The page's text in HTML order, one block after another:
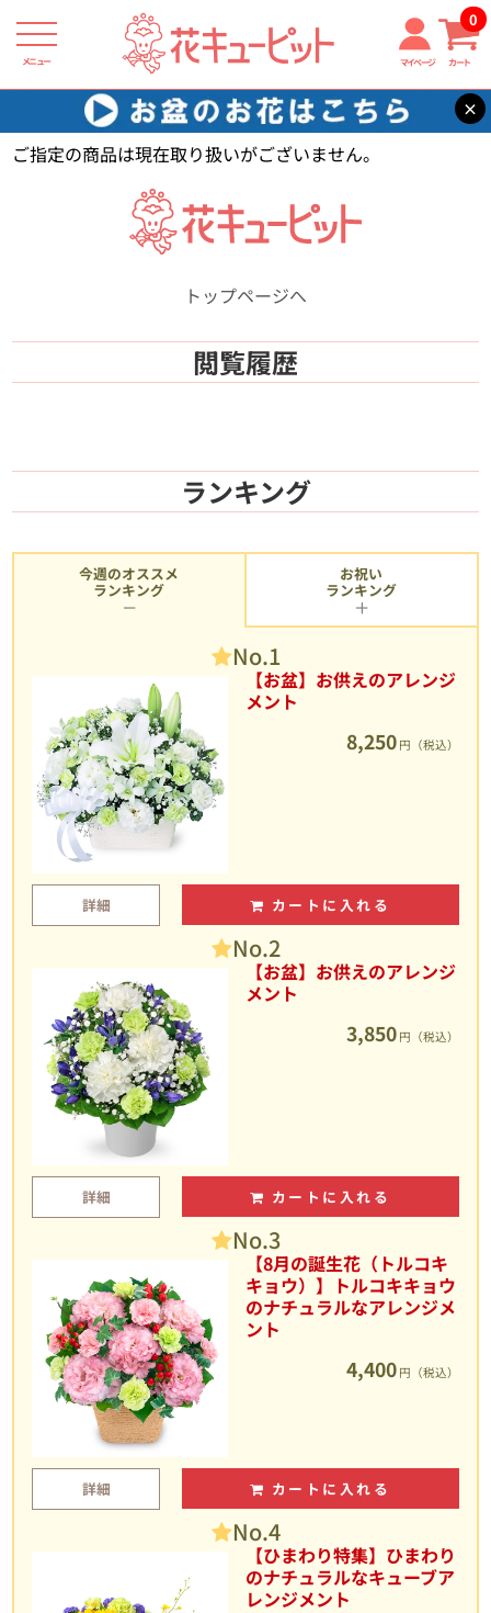
メニュー マイページ カート
0
×
花キューピット 【】
ご指定の商品は現在取り扱いがございません。
トップページへ
閲覧履歴
ランキング
今週のオススメ
ランキング
No.1
【お盆】お供えのアレンジ
メント
8,250 円（税込）
詳細 カートに入れる
No.2
【お盆】お供えのアレンジ
メント
3,850 円（税込）
詳細 カートに入れる
No.3
【8月の誕生花（トルコキ
キョウ）】トルコキキョウ
のナチュラルなアレンジメ
ント
4,400 円（税込）
詳細 カートに入れる
No.4
【ひまわり特集】ひまわり
のナチュラルなキューブア
レンジメント
お祝い
ランキング